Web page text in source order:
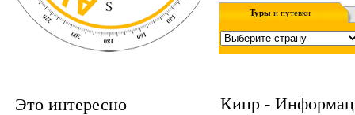
Туры и путевки
Это интересно Кипр -